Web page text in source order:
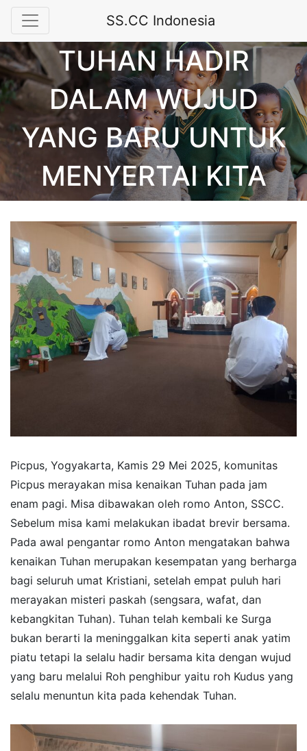
SS.CC Indonesia
TUHAN HADIR
DALAM WUJUD
YANG BARU UNTUK
MENYERTAI KITA
Picpus, Yogyakarta, Kamis 29 Mei 2025, komunitas
Picpus merayakan misa kenaikan Tuhan pada jam
enam pagi. Misa dibawakan oleh romo Anton, SSCC.
Sebelum misa kami melakukan ibadat brevir bersama.
Pada awal pengantar romo Anton mengatakan bahwa
kenaikan Tuhan merupakan kesempatan yang berharga
bagi seluruh umat Kristiani, setelah empat puluh hari
merayakan misteri paskah (sengsara, wafat, dan
kebangkitan Tuhan). Tuhan telah kembali ke Surga
bukan berarti Ia meninggalkan kita seperti anak yatim
piatu tetapi Ia selalu hadir bersama kita dengan wujud
yang baru melalui Roh penghibur yaitu roh Kudus yang
selalu menuntun kita pada kehendak Tuhan.